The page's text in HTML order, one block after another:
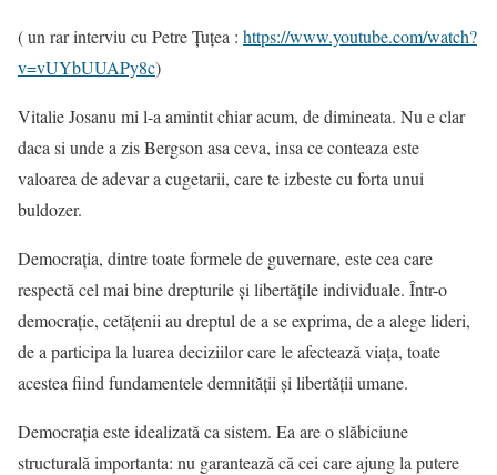
( un rar interviu cu Petre Țuțea : https://www.youtube.com/watch?
v=vUYbUUAPy8c)
Vitalie Josanu mi l-a amintit chiar acum, de dimineata. Nu e clar
daca si unde a zis Bergson asa ceva, insa ce conteaza este
valoarea de adevar a cugetarii, care te izbeste cu forta unui
buldozer.
Democrația, dintre toate formele de guvernare, este cea care
respectă cel mai bine drepturile și libertățile individuale. Într-o
democrație, cetățenii au dreptul de a se exprima, de a alege lideri,
de a participa la luarea deciziilor care le afectează viața, toate
acestea fiind fundamentele demnității și libertății umane.
Democrația este idealizată ca sistem. Ea are o slăbiciune
structurală importanta: nu garantează că cei care ajung la putere